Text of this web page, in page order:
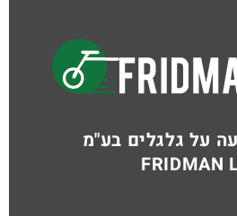
על גלגלים בע"מ
FRIDMAN